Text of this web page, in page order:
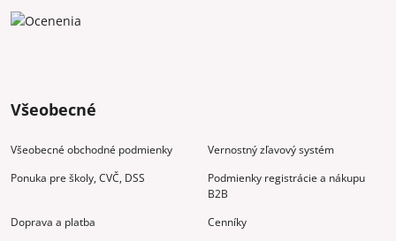
Všeobecné
Všeobecné obchodné podmienky
Vernostný zľavový systém
Ponuka pre školy, CVČ, DSS
Podmienky registrácie a nákupu
B2B
Doprava a platba
Cenníky